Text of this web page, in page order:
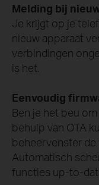
Melding bij
Je krijgt op je
nieuw apparaat
verbindingen
is het.
Eenvoudig
Ben je het beu
behulp van OTA
beheervenster de
Automatisch
functies up-to-